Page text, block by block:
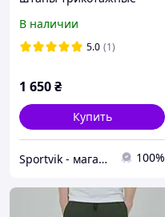
(баталы)
В наличии
5.0 (1)
1 650₴
Купить
Sportvik - магазин спортивных костюмов 100%